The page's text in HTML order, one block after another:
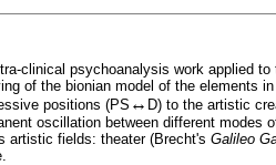
clinical psychoanalysis work applied
of the bionian model of the elements
positions (PS ↔ D) to the artistic
oscillation between different modes
artistic fields: theater (Brecht's Galileo